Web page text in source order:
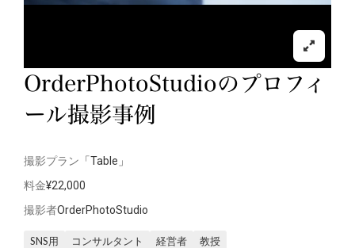
OrderPhotoStudioのプロフィ
ール撮影事例
撮影プラン 「Table」
料金¥22,000
撮影者OrderPhotoStudio
SNS用 コンサルタント 経営者
教授